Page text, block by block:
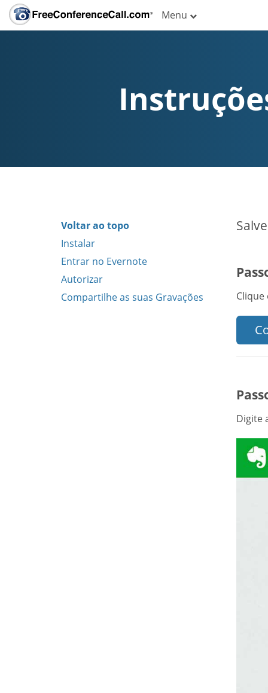
Menu
Voltar ao topo
Instalar
Entrar no Evernote
Autorizar
Compartilhe as suas Gravações
Clique
Digite